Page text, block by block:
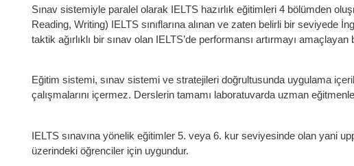
Sınav sistemiyle paralel olarak IELTS hazırlık eğitimleri 4 bölümden
Reading, Writing) IELTS sınıflarına alınan ve zaten belirli bir seviyede
taktik ağırlıklı bir sınav olan IELTS’de performansı artırmayı
Eğitim sistemi, sınav sistemi ve stratejileri doğrultusunda uygulama
çalışmalarını içermez. Derslerin tamamı laboratuvarda uzman
IELTS sınavına yönelik eğitimler 5. veya 6. kur seviyesinde olan yani
üzerindeki öğrenciler için uygundur.